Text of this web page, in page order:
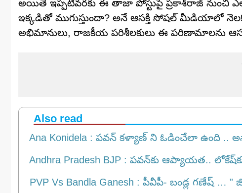
అయితే ఇప్పటివరకు ఈ తాజా పోస్టుపై ప్రకాశ్‌రాజ్ నుంచి
ఇక్కడితో ముగుస్తుందా? అనే ఆసక్తి సోషల్ మీడియాలో
అభిమానులు, రాజకీయ పరిశీలకులు ఈ పరిణామాలను
Also read
Ana Konidela : పవన్ కళ్యాణ్ ని ఓడించేలా ఉంది ..
Andhra Pradesh BJP : పవన్‌కు ఆప్యాయత..
PVP Vs Bandla Ganesh : పీవీపీ- బండ్ల గణేష్ …